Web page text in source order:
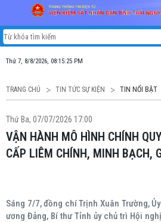
Thứ 7, 8/8/2026, 08:15:26 PM
TRANG CHỦ TIN TỨC SỰ KIỆN TIN NỔI BẬT
Thứ Ba, 07/07/2026 17:00
VẬN HÀNH MÔ HÌNH CHÍNH QUYỀN ĐỊA PHƯƠNG HAI
CẤP LIÊM CHÍNH, MINH BẠCH,
Sáng 7/7, đồng chí Trịnh Xuân Trường,
ương Đảng, Bí thư Tỉnh ủy chủ trì Hội